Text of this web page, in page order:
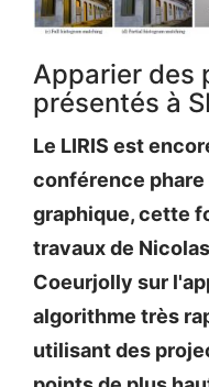
Apparier des
présentés à
Le LIRIS est
conférence
graphique, cette
travaux de
Coeurjolly sur
algorithme très
utilisant des